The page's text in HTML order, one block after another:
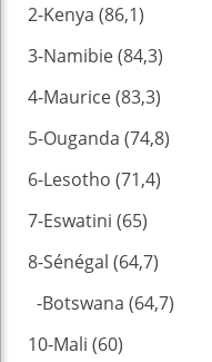
2-Kenya (86,1)
3-Namibie (84,3)
4-Maurice (83,3)
5-Ouganda (74,8)
6-Lesotho (71,4)
7-Eswatini (65)
8-Sénégal (64,7)
-Botswana (64,7)
10-Mali (60)